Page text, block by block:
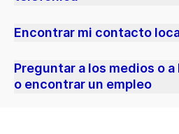
Encontrar mi contacto
Preguntar a los medios o
o encontrar un empleo